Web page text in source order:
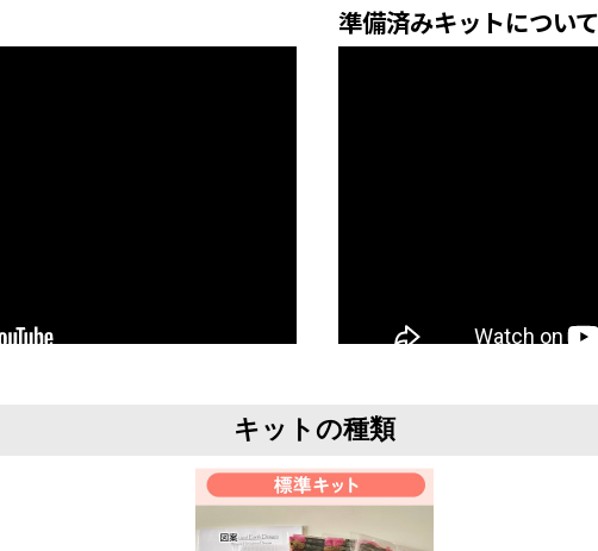
準備済みキットについて
キットの種類